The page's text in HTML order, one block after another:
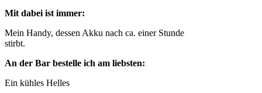
Mit dabei ist immer:
Mein Handy, dessen Akku nach ca. einer Stunde
stirbt.
An der Bar bestelle ich am liebsten:
Ein kühles Helles